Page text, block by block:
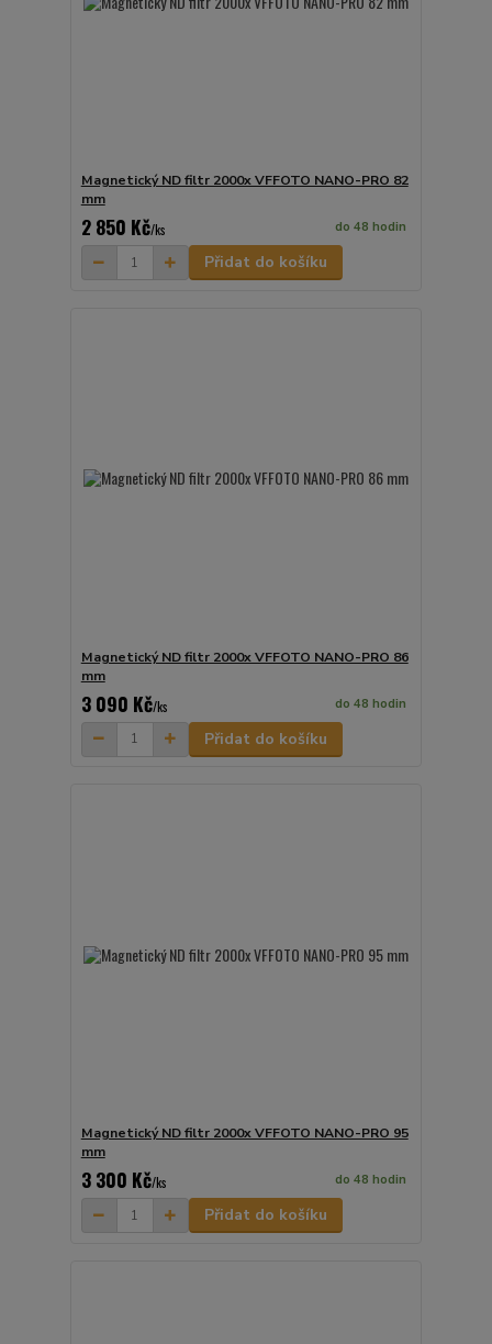
Magnetický ND filtr 2000x VFFOTO NANO-PRO 82
mm
2 850 Kč/ks do 48 hodin
Přidat do košíku
Magnetický ND filtr 2000x VFFOTO NANO-PRO 86
mm
3 090 Kč/ks do 48 hodin
Přidat do košíku
Magnetický ND filtr 2000x VFFOTO NANO-PRO 95
mm
3 300 Kč/ks do 48 hodin
Přidat do košíku